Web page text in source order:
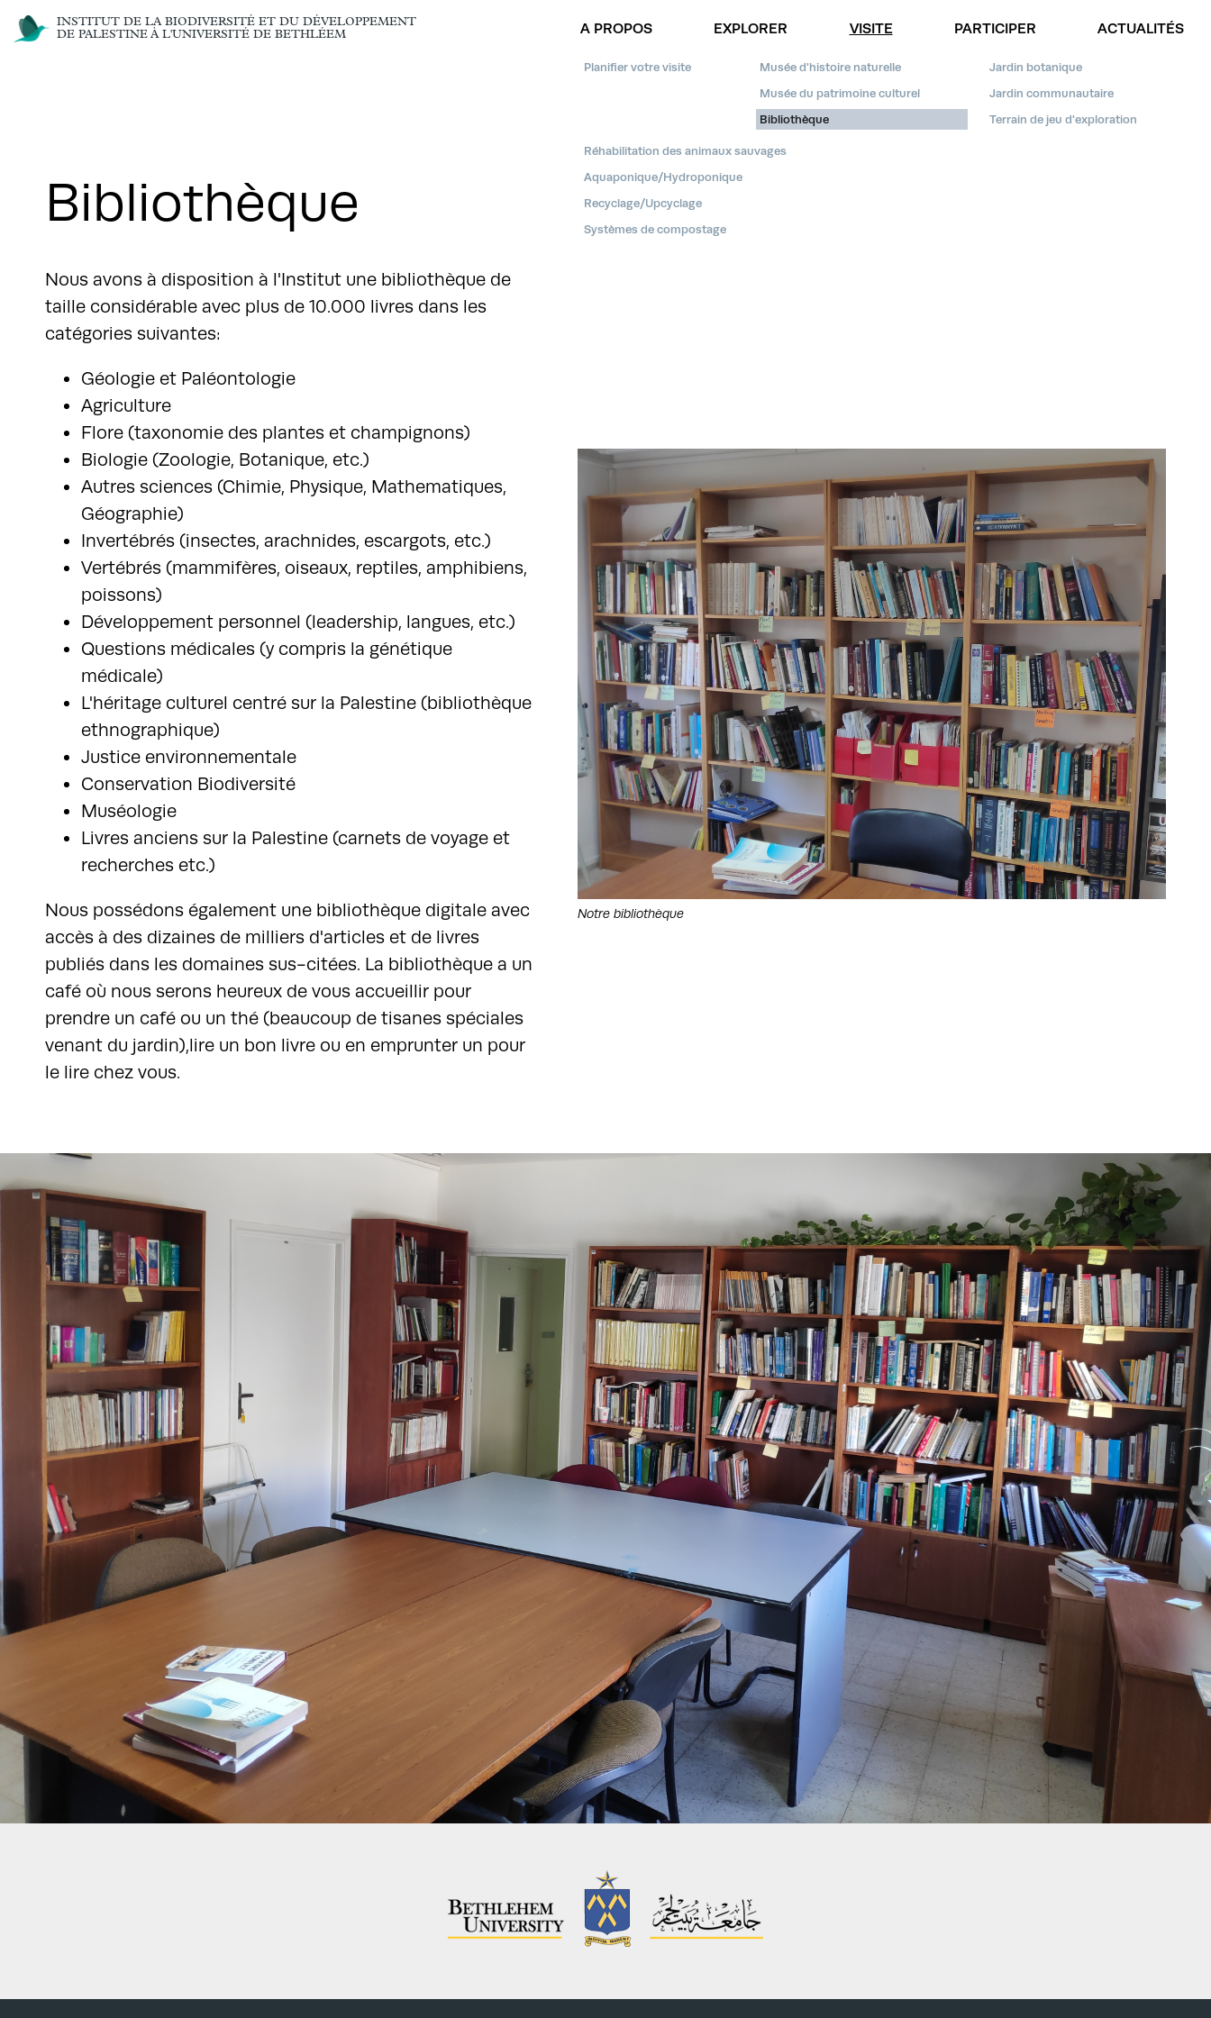
INSTITUT DE LA BIODIVERSITÉ ET DU DÉVELOPPEMENT
DE PALESTINE À L'UNIVERSITÉ DE BETHLÉEM
A PROPOS EXPLORER VISITE
Planifier votre visite
Musée d'histoire naturelle
Musée du patrimoine culturel
Bibliothèque
Jardin botanique
Jardin communautaire
Terrain de jeu d'exploration
Réhabilitation des animaux sauvages
Aquaponique/Hydroponique
Recyclage/Upcyclage
Systèmes de compostage
PARTICIPER ACTUALITÉS
FAIRE UN DON
Bibliothèque
Notre bibliothèque
Nous avons à disposition à l'Institut une bibliothèque de
taille considérable avec plus de 10.000 livres dans les
catégories suivantes:
Géologie et Paléontologie
Agriculture
Flore (taxonomie des plantes et champignons)
Biologie (Zoologie, Botanique, etc.)
Autres sciences (Chimie, Physique, Mathematiques,
Géographie)
Invertébrés (insectes, arachnides, escargots, etc.)
Vertébrés (mammifères, oiseaux, reptiles, amphibiens,
poissons)
Développement personnel (leadership, langues, etc.)
Questions médicales (y compris la génétique
médicale)
L'héritage culturel centré sur la Palestine (bibliothèque
ethnographique)
Justice environnementale
Conservation Biodiversité
Muséologie
Livres anciens sur la Palestine (carnets de voyage et
recherches etc.)
Nous possédons également une bibliothèque digitale avec
accès à des dizaines de milliers d'articles et de livres
publiés dans les domaines sus-citées. La bibliothèque a un
café où nous serons heureux de vous accueillir pour
prendre un café ou un thé (beaucoup de tisanes spéciales
venant du jardin),lire un bon livre ou en emprunter un pour
le lire chez vous.